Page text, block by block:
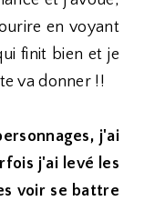
en voyant
finit bien et je
va donner !!
j'ai
j'ai levé les
voir se battre